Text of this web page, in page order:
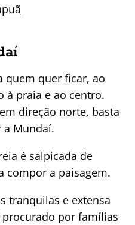
quem quer ficar, ao
à praia e ao centro.
direção norte, basta
a Mundaí.
é salpicada de
compor a paisagem.
tranquilas e extensa
por famílias